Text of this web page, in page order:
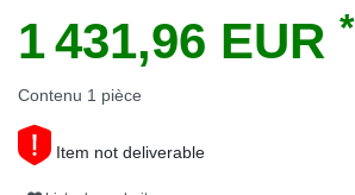
1 431,96 EUR *
Contenu 1 pièce
Item not deliverable